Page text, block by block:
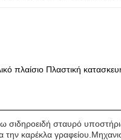
πλαίσιο Πλαστική
σιδηροειδή σταυρό
καρέκλα